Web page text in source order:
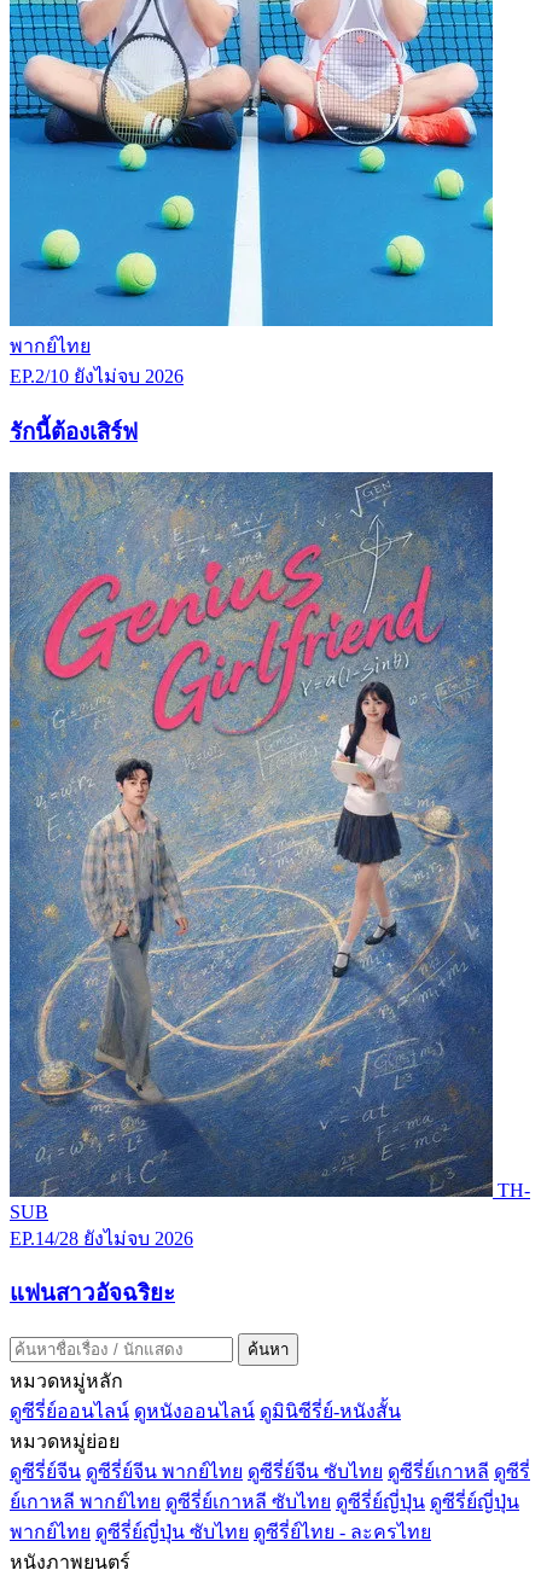
พากย์ไทย
EP.2/10 ยังไม่จบ 2026
รักนี้ต้องเสิร์ฟ
TH-
SUB
EP.14/28 ยังไม่จบ 2026
แฟนสาวอัจฉริยะ
ค้นหา
หมวดหมู่หลัก
ดูซีรี่ย์ออนไลน์ ดูหนังออนไลน์ ดูมินิซีรี่ย์-หนังสั้น
หมวดหมู่ย่อย
ดูซีรี่ย์จีน ดูซีรี่ย์จีน พากย์ไทย ดูซีรี่ย์จีน ซับไทย ดูซีรี่ย์เกาหลี ดูซีรี่
ย์เกาหลี พากย์ไทย ดูซีรี่ย์เกาหลี ซับไทย ดูซีรี่ย์ญี่ปุ่น ดูซีรี่ย์ญี่ปุ่น
พากย์ไทย ดูซีรี่ย์ญี่ปุ่น ซับไทย ดูซีรี่ย์ไทย - ละครไทย
หนังภาพยนตร์